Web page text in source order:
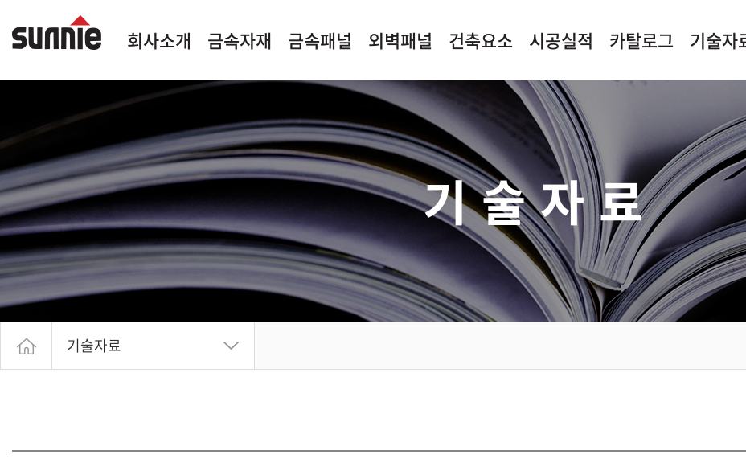
회사소개 금속자재 금속패널 외벽패널 건축요소 시공실적 카탈로그 기술자
기술자료
기술자료